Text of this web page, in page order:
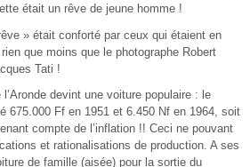
était un rêve de jeune homme !
» était conforté par ceux qui étaient en
que moins que le photographe Robert
Tati !
devint une voiture populaire : le
675.000 Ff en 1951 et 6.450 Nf en 1964, soit
compte de l’inflation !! Ceci ne pouvant
et rationalisations de production. A ses
de famille (aisée) pour la sortie du